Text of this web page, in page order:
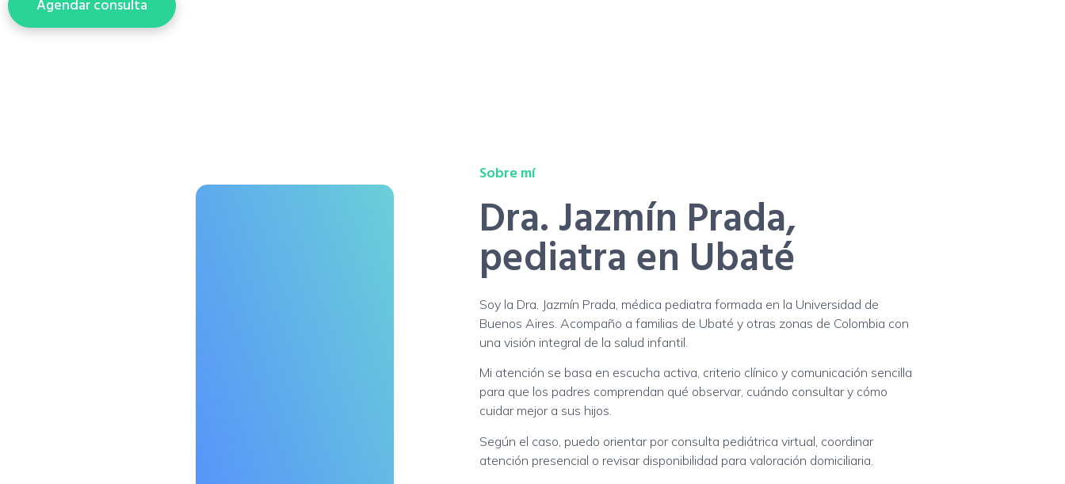
Agendar consulta
Sobre mí
Dra. Jazmín Prada,
pediatra en Ubaté
Soy la Dra. Jazmín Prada, médica pediatra formada en la Universidad de
Buenos Aires. Acompaño a familias de Ubaté y otras zonas de Colombia con
una visión integral de la salud infantil.
Mi atención se basa en escucha activa, criterio clínico y comunicación sencilla
para que los padres comprendan qué observar, cuándo consultar y cómo
cuidar mejor a sus hijos.
Según el caso, puedo orientar por consulta pediátrica virtual, coordinar
atención presencial o revisar disponibilidad para valoración domiciliaria.